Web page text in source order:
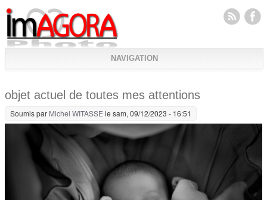
NAVIGATION
objet actuel de toutes mes attentions
Soumis par Michel WITASSE le sam, 09/12/2023 - 16:51